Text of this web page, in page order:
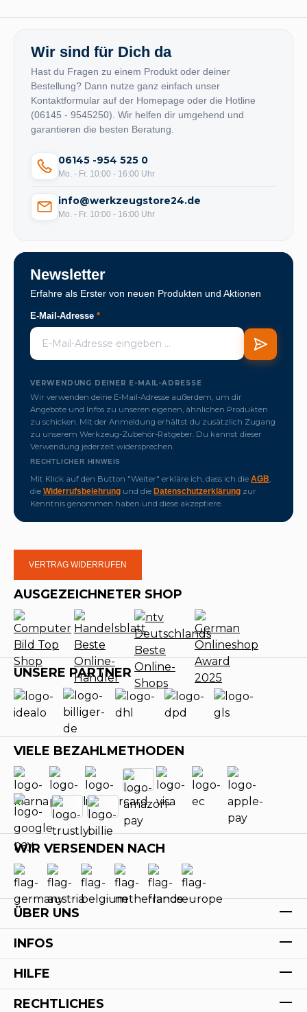
Wir sind für Dich da
Hast du Fragen zu einem Produkt oder deiner
Bestellung? Dann nutze ganz einfach unser
Kontaktformular auf der Homepage oder die Hotline
(06145 - 9545250). Wir helfen dir umgehend und
garantieren die besten Beratung.
06145 -954 525 0
Mo. - Fr. 10:00 - 16:00 Uhr
info@werkzeugstore24.de
Mo. - Fr. 10:00 - 16:00 Uhr
Newsletter
Erfahre als Erster von neuen Produkten und Aktionen
E-Mail-Adresse *
VERWENDUNG DEINER E-MAIL-ADRESSE
Wir verwenden deine E-Mail-Adresse außerdem, um dir
Angebote und Infos zu unseren eigenen, ähnlichen Produkten
zu schicken. Mit der Anmeldung erhältst du zusätzlich Zugang
zu unserem Werkzeug-Zubehör-Ratgeber. Du kannst dieser
Verwendung jederzeit widersprechen.
RECHTLICHER HINWEIS
Mit Klick auf den Button "Weiter" erkläre ich, dass ich die AGB,
die Widerrufsbelehrung und die Datenschutzerklärung zur
Kenntnis genommen haben und diese akzeptiere.
VERTRAG WIDERRUFEN
AUSGEZEICHNETER SHOP
UNSERE PARTNER
VIELE BEZAHLMETHODEN
WIR VERSENDEN NACH
ÜBER UNS
INFOS
HILFE
RECHTLICHES